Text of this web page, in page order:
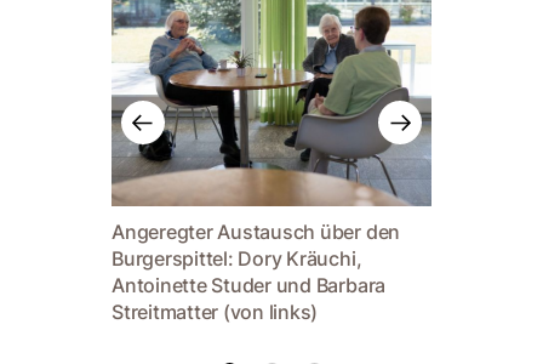
Angeregter Austausch über den
Burgerspittel: Dory Kräuchi,
Antoinette Studer und Barbara
Streitmatter (von links)